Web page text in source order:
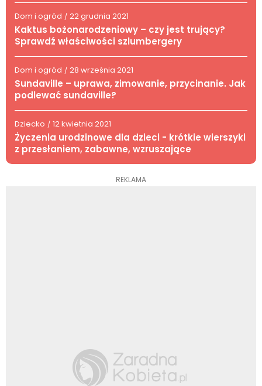
Dom i ogród / 22 grudnia 2021
Kaktus bożonarodzeniowy – czy jest trujący?
Sprawdź właściwości szlumbergery
Dom i ogród / 28 września 2021
Sundaville – uprawa, zimowanie, przycinanie. Jak
podlewać sundaville?
Dziecko / 12 kwietnia 2021
Życzenia urodzinowe dla dzieci - krótkie wierszyki
z przesłaniem, zabawne, wzruszające
REKLAMA